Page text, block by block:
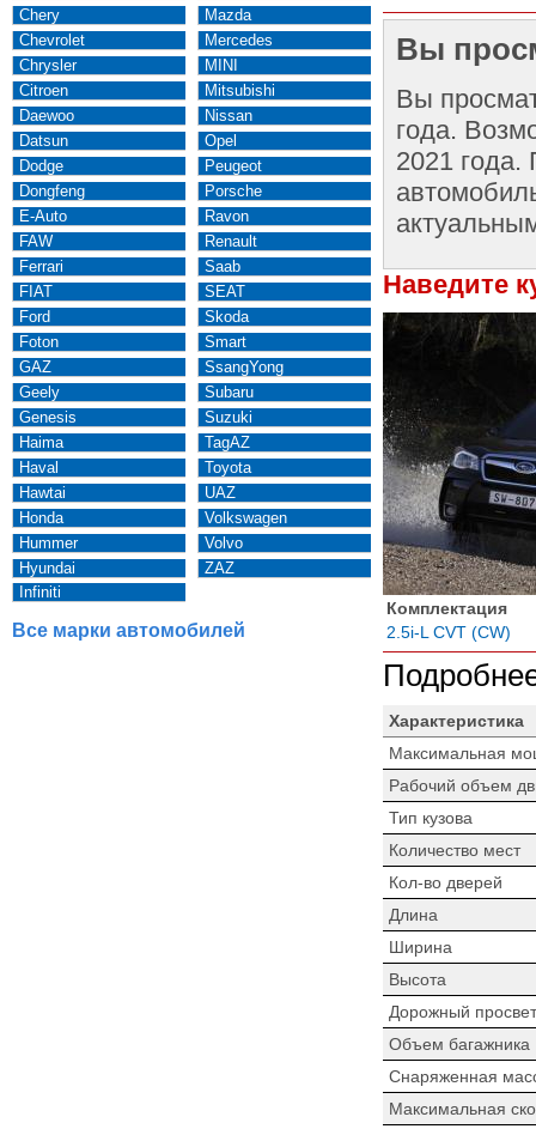
Chery
Chevrolet
Chrysler
Citroen
Daewoo
Datsun
Dodge
Dongfeng
E-Auto
FAW
Ferrari
FIAT
Ford
Foton
GAZ
Geely
Genesis
Haima
Haval
Hawtai
Honda
Hummer
Hyundai
Infiniti
Mazda
Mercedes
MINI
Mitsubishi
Nissan
Opel
Peugeot
Porsche
Ravon
Renault
Saab
SEAT
Skoda
Smart
SsangYong
Subaru
Suzuki
TagAZ
Toyota
UAZ
Volkswagen
Volvo
ZAZ
Все марки автомобилей
Вы
Вы
года.
2021 года.
Наведите
Комплектация
2.5i-L CVT (CW)
Характеристика
Максимальная
Рабочий объем
Тип кузова
Количество мест
Кол-во дверей
Длина
Ширина
Высота
Дорожный просвет
Объем багажника
Снаряженная
Максимальная